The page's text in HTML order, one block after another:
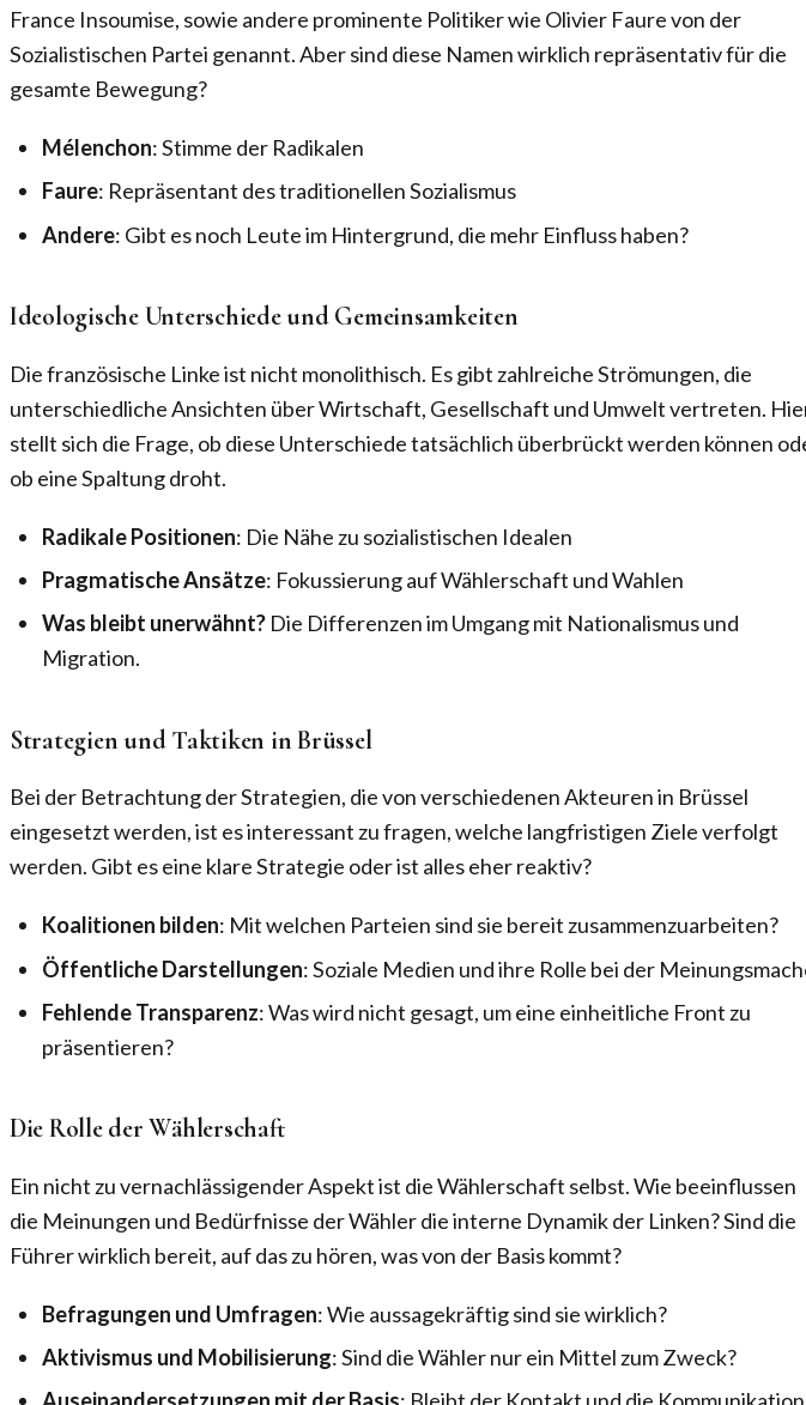
France Insoumise, sowie andere prominente Politiker wie Olivier Faure von der
Sozialistischen Partei genannt. Aber sind diese Namen wirklich repräsentativ für die
gesamte Bewegung?
Mélenchon: Stimme der Radikalen
Faure: Repräsentant des traditionellen Sozialismus
Andere: Gibt es noch Leute im Hintergrund, die mehr Einfluss haben?
Ideologische Unterschiede und Gemeinsamkeiten
Die französische Linke ist nicht monolithisch. Es gibt zahlreiche Strömungen, die
unterschiedliche Ansichten über Wirtschaft, Gesellschaft und Umwelt vertreten.
stellt sich die Frage, ob diese Unterschiede tatsächlich überbrückt werden können
ob eine Spaltung droht.
Radikale Positionen: Die Nähe zu sozialistischen Idealen
Pragmatische Ansätze: Fokussierung auf Wählerschaft und Wahlen
Was bleibt unerwähnt? Die Differenzen im Umgang mit Nationalismus und
Migration.
Strategien und Taktiken in Brüssel
Bei der Betrachtung der Strategien, die von verschiedenen Akteuren in Brüssel
eingesetzt werden, ist es interessant zu fragen, welche langfristigen Ziele verfolgt
werden. Gibt es eine klare Strategie oder ist alles eher reaktiv?
Koalitionen bilden: Mit welchen Parteien sind sie bereit zusammenzuarbeiten?
Öffentliche Darstellungen: Soziale Medien und ihre Rolle bei der
Fehlende Transparenz: Was wird nicht gesagt, um eine einheitliche Front zu
präsentieren?
Die Rolle der Wählerschaft
Ein nicht zu vernachlässigender Aspekt ist die Wählerschaft selbst. Wie beeinflussen
die Meinungen und Bedürfnisse der Wähler die interne Dynamik der Linken? Sind die
Führer wirklich bereit, auf das zu hören, was von der Basis kommt?
Befragungen und Umfragen: Wie aussagekräftig sind sie wirklich?
Aktivismus und Mobilisierung: Sind die Wähler nur ein Mittel zum Zweck?